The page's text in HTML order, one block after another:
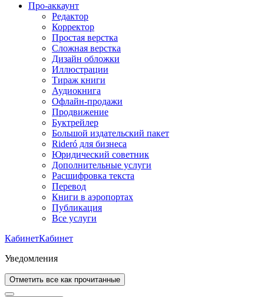
Про-аккаунт
Редактор
Корректор
Простая верстка
Сложная верстка
Дизайн обложки
Иллюстрации
Тираж книги
Аудиокнига
Офлайн-продажи
Продвижение
Буктрейлер
Большой издательский пакет
Rideró для бизнеса
Юридический советник
Дополнительные услуги
Расшифровка текста
Перевод
Книги в аэропортах
Публикация
Все услуги
КабинетКабинет
Уведомления
Отметить все как прочитанные